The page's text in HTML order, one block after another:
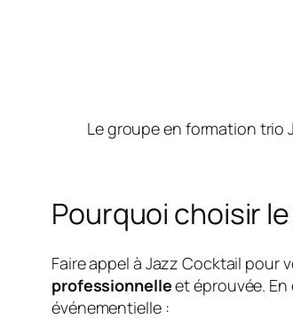
Le groupe en formation trio
Pourquoi choisir
Faire appel à Jazz Cocktail pour
professionnelleet éprouvée.
événementielle :